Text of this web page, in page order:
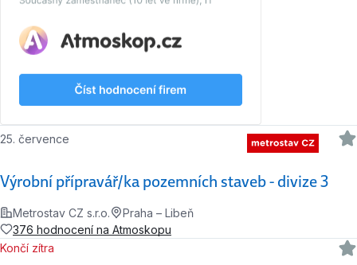
Výrobní přípravář/ka pozemních staveb - divize 3
25. července
Metrostav CZ s.r.o.
Praha – Libeň
376 hodnocení na Atmoskopu
Končí zítra